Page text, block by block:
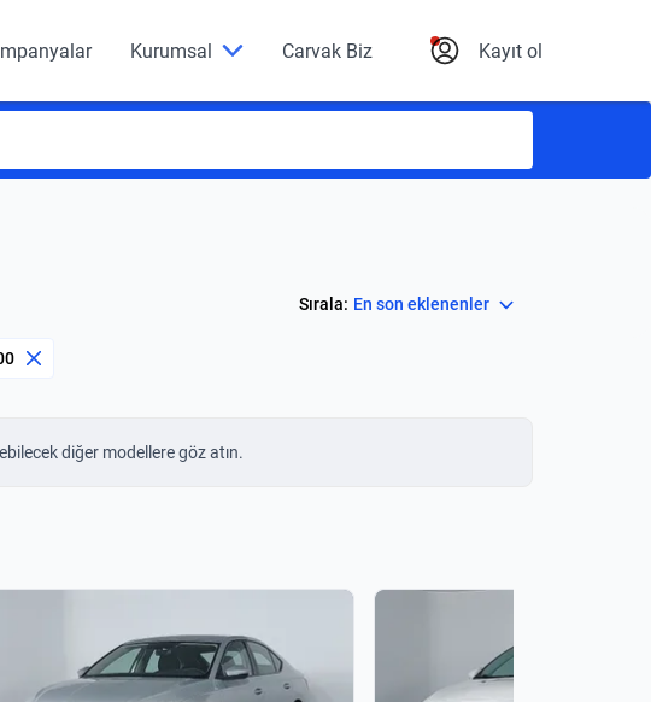
Kurumsal Carvak Biz Kayıt ol
Sırala: En son eklenenler
diğer modellere göz atın.